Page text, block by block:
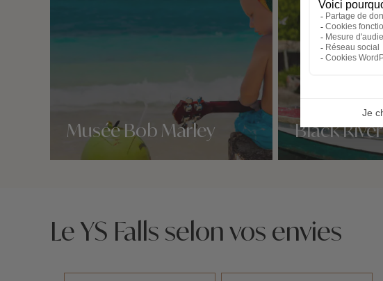
Musée Bob Marley Black River
Le YS Falls selon vos envies